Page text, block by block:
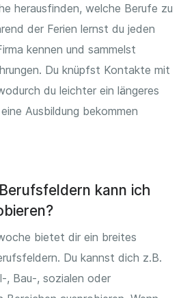
herausfinden, welche Berufe zu
der Ferien lernst du jeden
kennen und sammelst
Du knüpfst Kontakte mit
du leichter ein längeres
Ausbildung bekommen
kann ich
bietet dir ein breites
Du kannst dich z.B.
, Bau-, sozialen oder